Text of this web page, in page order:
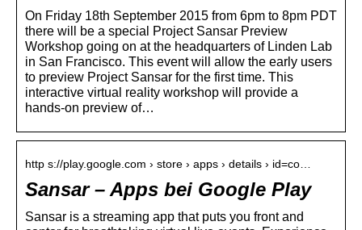
On Friday 18th September 2015 from 6pm to 8pm PDT
there will be a special Project Sansar Preview
Workshop going on at the headquarters of Linden Lab
in San Francisco. This event will allow the early users
to preview Project Sansar for the first time. This
interactive virtual reality workshop will provide a
hands-on preview of…
http s://play.google.com › store › apps › details › id=co…
Sansar – Apps bei Google Play
Sansar is a streaming app that puts you front and